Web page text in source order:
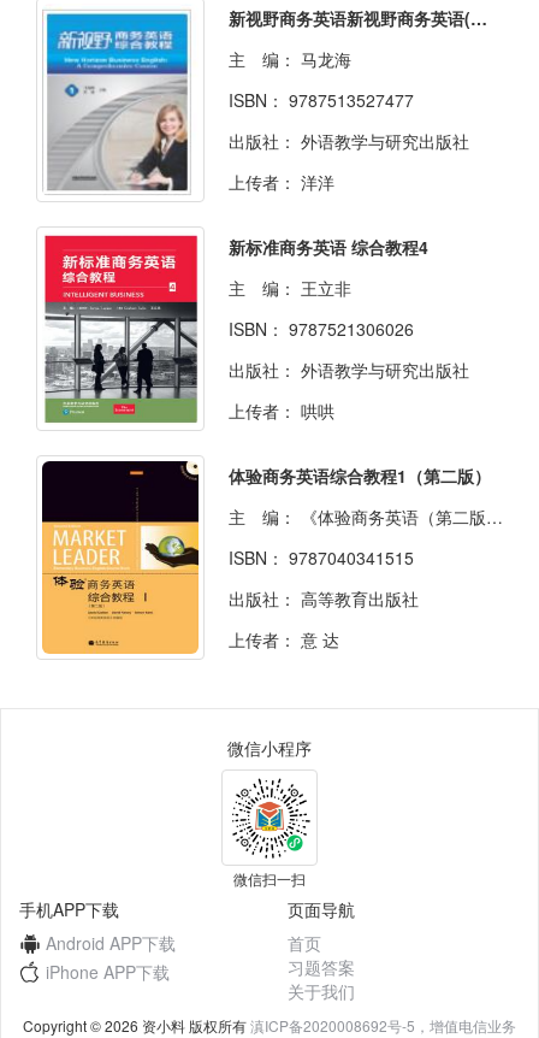
新视野商务英语新视野商务英语(综合教程)(1)
主 编： 马龙海
ISBN： 9787513527477
出版社： 外语教学与研究出版社
上传者： 洋洋
新标准商务英语 综合教程4
主 编： 王立非
ISBN： 9787521306026
出版社： 外语教学与研究出版社
上传者： 哄哄
体验商务英语综合教程1（第二版）
主 编：
《体验商务英语（第二版）》改编组
ISBN： 9787040341515
出版社： 高等教育出版社
上传者： 意 达
微信小程序
微信扫一扫
手机APP下载
Android APP下载
iPhone APP下载
页面导航
首页
习题答案
关于我们
Copyright © 2026 资小料 版权所有滇ICP备2020008692号-5，增值电信业务